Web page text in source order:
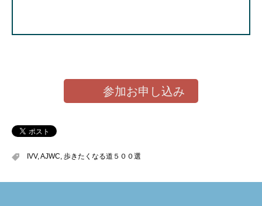
参加お申し込み
IVV,AJWC, 歩きたくなる道５００選